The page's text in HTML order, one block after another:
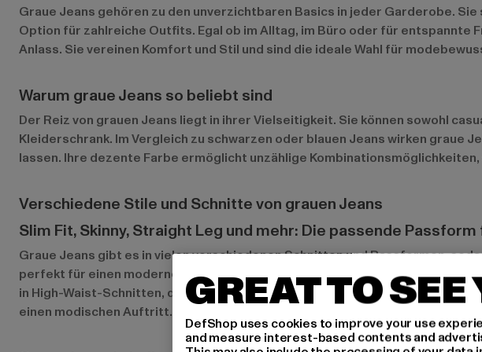
Graue Jeans gehören zu den unverzichtbaren Basics in jeder Garderobe.
Option für zahlreiche Outfits. Egal ob im Alltag, im Büro oder für
Anlass. Sie vereinen Komfort und Stil und sind die ideale Wahl für
Warum graue Jeans so beliebt sind
Der Reiz von grauen Jeans liegt in ihrer Vielseitigkeit. Sie können sowohl
Kleiderschrank. Im Vergleich zu schwarzen oder blauen Jeans wirken
lassen. Ihre dezente Farbe ermöglicht unzählige
Verschiedene Stile und Schnitte von grauen Jeans
Slim Fit, Skinny, Straight Leg und mehr: Die passende
Graue Jeans gibt es in vielen verschiedenen Schnitten und Passformen,
perfekt für einen modernen, figurbetonten Look, während Straight Leg und
in High-Waist-Schnitten, die die Taille betonen und den Körper optisch
einen modischen Auftritt.
GREAT TO SEE
DefShop uses cookies to improve your use
and measure interest-based contents and